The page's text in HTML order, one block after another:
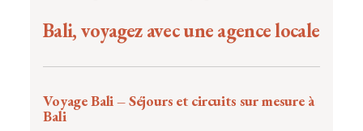
Bali, voyagez avec une agence locale
Voyage Bali – Séjours et circuits sur mesure à
Bali